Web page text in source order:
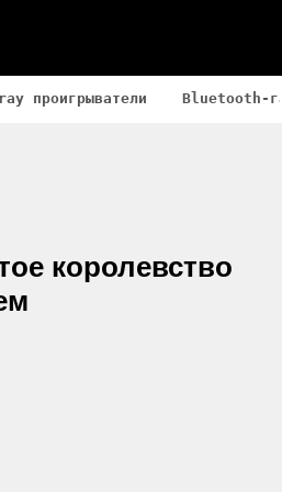
проигрыватели Bluetooth-
королевство